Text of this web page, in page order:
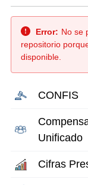
Atrás
Error: No se
repositorio
disponible.
CONFIS
Unificado
Cifras